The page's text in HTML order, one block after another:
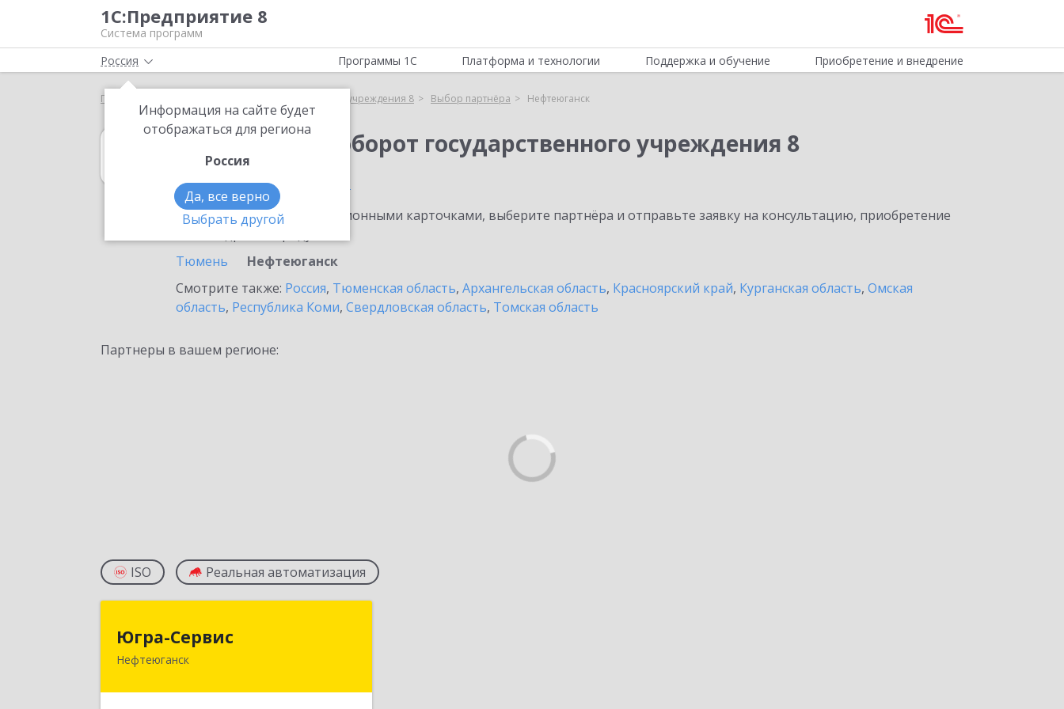
1С:Предприятие 8
Система программ
Россия
Информация на сайте будет
отображаться для региона
Россия
Да, все верно
Выбрать другой
Программы 1С Платформа и технологии Поддержка и обучение Приобретение и внедрение
Главная 1С:Документооборот государственного учреждения 8 Выбор партнёра Нефтеюганск
1С:Документооборот государственного учреждения 8
в Нефтеюганске
Ознакомьтесь с информационными карточками, выберите партнёра и отправьте заявку на консультацию, приобретение
Тюмень
Нефтеюганск
Смотрите также: Россия, Тюменская область, Архангельская область, Красноярский край, Курганская область, Омская
область, Республика Коми, Свердловская область, Томская область
Партнеры в вашем регионе:
ISO Реальная автоматизация
Югра-Сервис
Нефтеюганск628303, Ханты-Мансийский